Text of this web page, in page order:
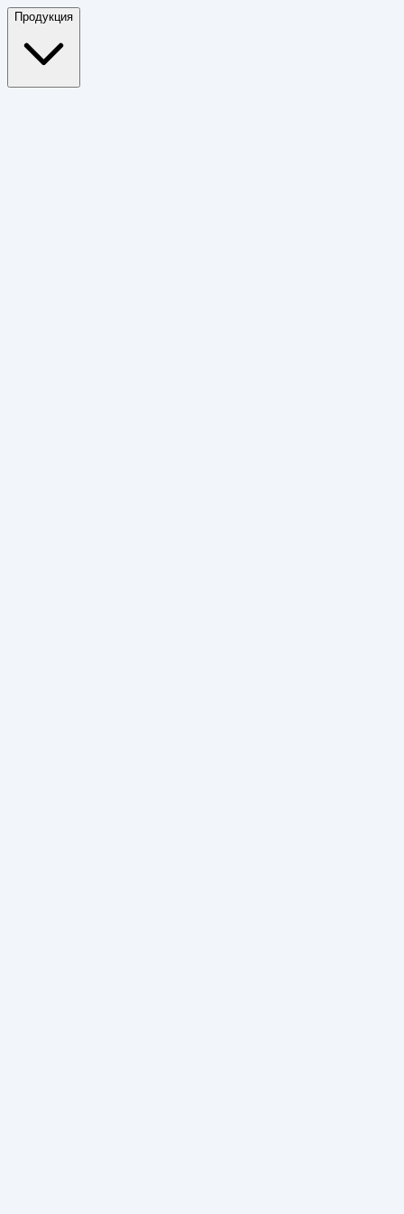
Продукция